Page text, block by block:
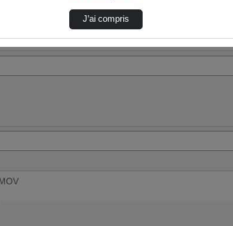
J’ai compris